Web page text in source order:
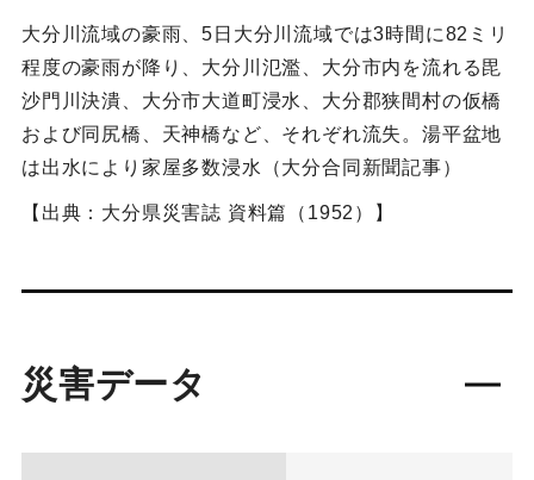
大分川流域の豪雨、5日大分川流域では3時間に82ミリ
程度の豪雨が降り、大分川氾濫、大分市内を流れる毘
沙門川決潰、大分市大道町浸水、大分郡狭間村の仮橋
および同尻橋、天神橋など、それぞれ流失。湯平盆地
は出水により家屋多数浸水（大分合同新聞記事）
【出典：大分県災害誌 資料篇（1952）】
災害データ